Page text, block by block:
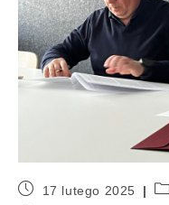
17 lutego 2025